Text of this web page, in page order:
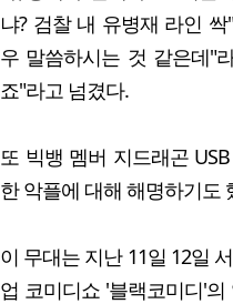
냐? 검찰 내 유병재 라인
우 말씀하시는 것 같은데"
죠"라고 넘겼다.
또 빅뱅 멤버 지드래곤
한 악플에 대해 해명하기도
이 무대는 지난 11일 12일
업 코미디쇼 '블랙코미디'